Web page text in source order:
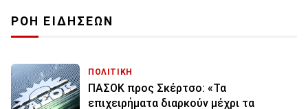
ΡΟΗ ΕΙΔΗΣΕΩΝ
ΠΟΛΙΤΙΚΗ
ΠΑΣΟΚ προς Σκέρτσο: «Τα
επιχειρήματα διαρκούν μέχρι τα